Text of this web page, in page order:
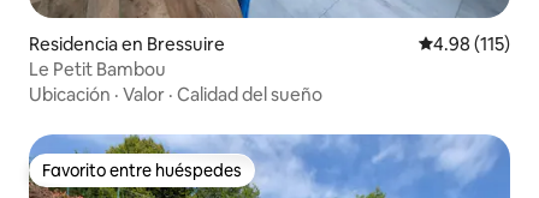
Residencia en Bressuire Calificación
4.98 (115)
Le Petit Bambou
Ubicación · Valor · Calidad del sueño
Favorito entre huéspedes
Favorito entre huéspedes